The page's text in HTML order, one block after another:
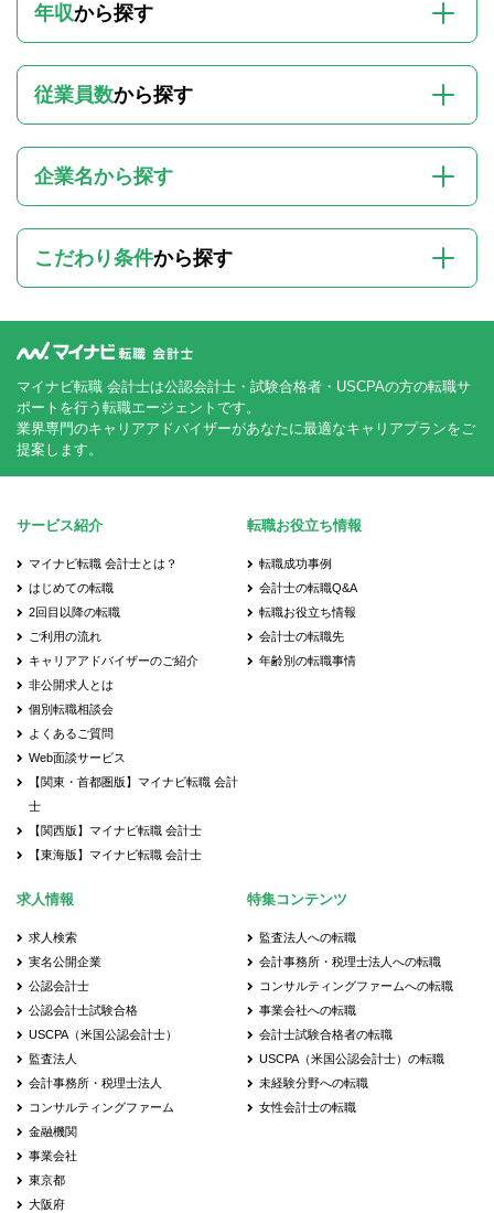
年収から探す
従業員数から探す
企業名から探す
こだわり条件から探す
マイナビ転職 会計士は公認会計士・試験合格者・USCPAの方の転職サ
ポートを行う転職エージェントです。
業界専門のキャリアアドバイザーがあなたに最適なキャリアプランをご
提案します。
サービス紹介
マイナビ転職 会計士とは？
はじめての転職
2回目以降の転職
ご利用の流れ
キャリアアドバイザーのご紹介
非公開求人とは
個別転職相談会
よくあるご質問
Web面談サービス
【関東・首都圏版】マイナビ転職 会計
士
【関西版】マイナビ転職 会計士
【東海版】マイナビ転職 会計士
転職お役立ち情報
転職成功事例
会計士の転職Q&A
転職お役立ち情報
会計士の転職先
年齢別の転職事情
求人情報
求人検索
実名公開企業
公認会計士
公認会計士試験合格
USCPA（米国公認会計士）
監査法人
会計事務所・税理士法人
コンサルティングファーム
金融機関
事業会社
東京都
大阪府
特集コンテンツ
監査法人への転職
会計事務所・税理士法人への転職
コンサルティングファームへの転職
事業会社への転職
会計士試験合格者の転職
USCPA（米国公認会計士）の転職
未経験分野への転職
女性会計士の転職